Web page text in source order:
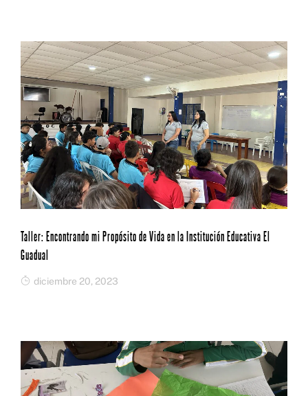
k
Taller: Encontrando mi Propósito de Vida en la Institución Educativa El
Guadual
diciembre 20, 2023